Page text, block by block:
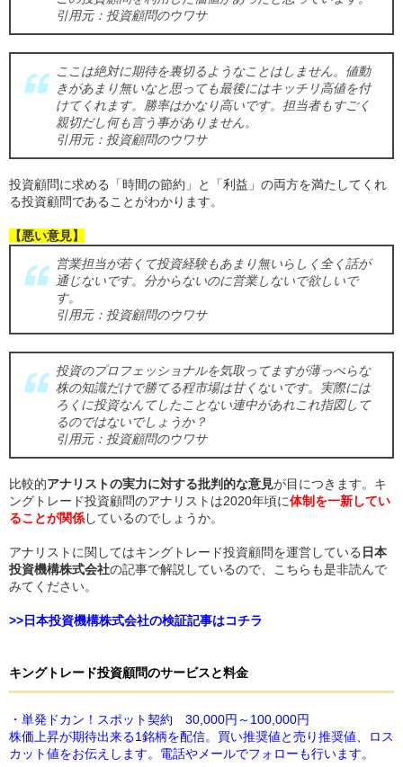
引用元：投資顧問のウワサ
ここは絶対に期待を裏切るようなことはしません。値動
きがあまり無いなと思っても最後にはキッチリ高値を付
けてくれます。勝率はかなり高いです。担当者もすごく
親切だし何も言う事がありません。
引用元：投資顧問のウワサ
投資顧問に求める「時間の節約」と「利益」の両方を満たしてくれ
る投資顧問であることがわかります。
【悪い意見】
営業担当が若くて投資経験もあまり無いらしく全く話が
通じないです。分からないのに営業しないで欲しいで
す。
引用元：投資顧問のウワサ
投資のプロフェッショナルを気取ってますが薄っぺらな
株の知識だけで勝てる程市場は甘くないです。実際には
ろくに投資なんてしたことない連中があれこれ指図して
るのではないでしょうか？
引用元：投資顧問のウワサ
比較的アナリストの実力に対する批判的な意見が目につきます。キ
ングトレード投資顧問のアナリストは2020年頃に体制を一新してい
ることが関係しているのでしょうか。
アナリストに関してはキングトレード投資顧問を運営している 日本
投資機構株式会社の記事で解説しているので、こちらも是非読んで
みてください。
>>日本投資機構株式会社の検証記事はコチラ
キングトレード投資顧問のサービスと料金
・単発ドカン！スポット契約 30,000円～100,000円
株価上昇が期待出来る1銘柄を配信。買い推奨値と売り推奨値、ロス
カット値をお伝えします。電話やメールでフォローも行います。